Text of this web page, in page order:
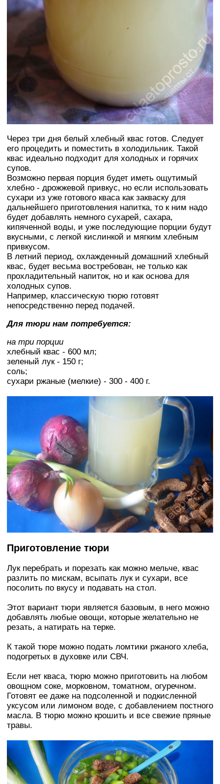
Через три дня белый хлебный квас готов. Следует
его процедить и поместить в холодильник. Такой
квас идеально подходит для холодных и горячих
супов.
Возможно первая порция будет иметь ощутимый
хлебно - дрожжевой привкус, но если использовать
сухари из уже готового кваса как закваску для
дальнейшего приготовления напитка, то к ним надо
будет добавлять немного сухарей, сахара,
кипяченной воды, и уже последующие порции будут
вкусными, с легкой кислинкой и мягким хлебным
привкусом.
В летний период, охлажденный домашний хлебный
квас, будет весьма востребован, не только как
прохладительный напиток, но и как основа для
холодных супов.
Например, классическую тюрю готовят
непосредственно перед подачей.
Для тюри нам потребуется:
на три порции
хлебный квас - 600 мл;
зеленый лук - 150 г;
соль;
сухари ржаные (мелкие) - 300 - 400 г.
Приготовление тюри
Лук перебрать и порезать как можно мельче, квас
разлить по мискам, всыпать лук и сухари, все
посолить по вкусу и подавать на стол.
Этот вариант тюри является базовым, в него можно
добавлять любые овощи, которые желательно не
резать, а натирать на терке.
К такой тюре можно подать ломтики ржаного хлеба,
подогретых в духовке или СВЧ.
Если нет кваса, тюрю можно приготовить на любом
овощном соке, морковном, томатном, огуречном.
Готовят ее даже на подсоленной и подкисленной
уксусом или лимоном воде, с добавлением постного
масла. В тюрю можно крошить и все свежие пряные
травы.